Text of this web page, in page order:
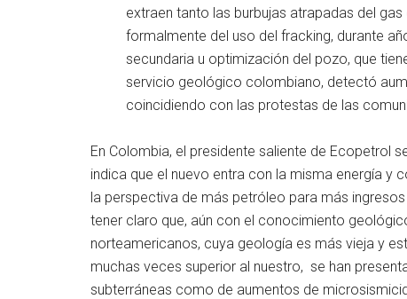
extraen tanto las burbujas atrapadas del
formalmente del uso del fracking, durante
secundaria u optimización del pozo, que
servicio geológico colombiano, detectó
coincidiendo con las protestas de las
En Colombia, el presidente saliente de Ecopetrol
indica que el nuevo entra con la misma energía y
la perspectiva de más petróleo para más
tener claro que, aún con el conocimiento
norteamericanos, cuya geología es más vieja y
muchas veces superior al nuestro, se han
subterráneas como de aumentos de